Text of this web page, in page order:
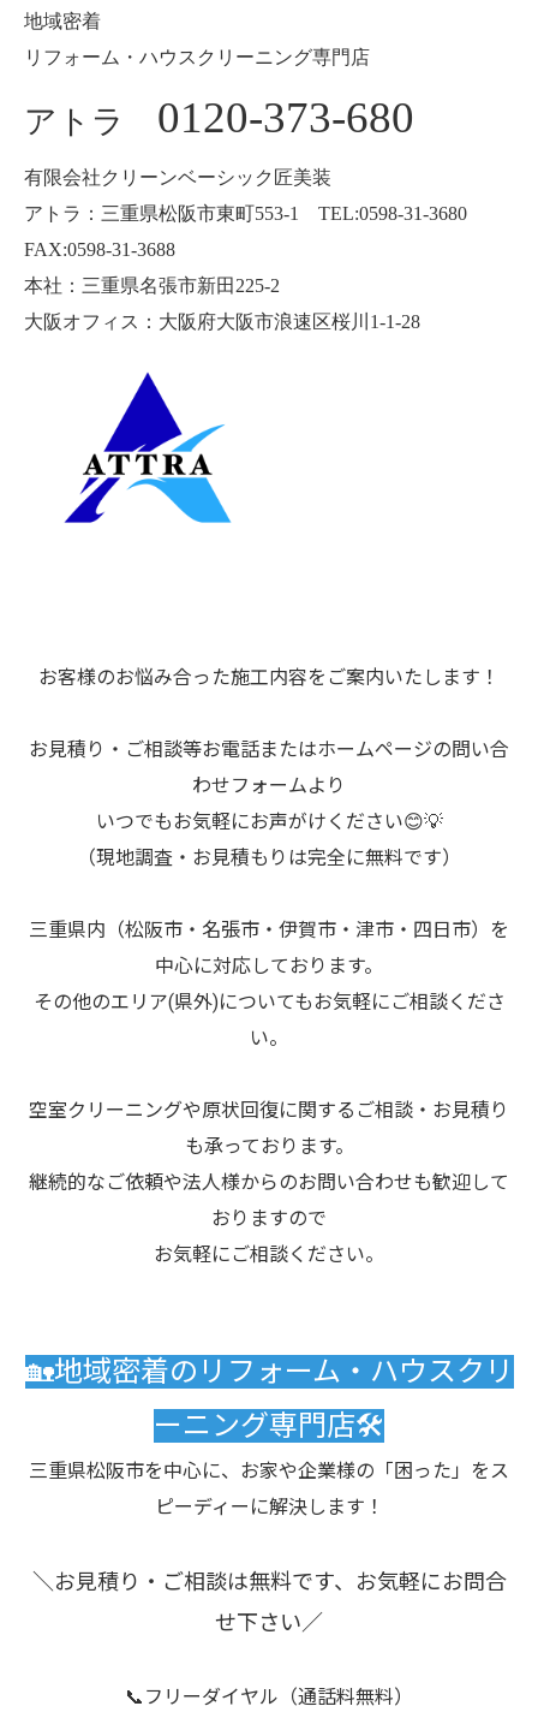
地域密着
リフォーム・ハウスクリーニング専門店
アトラ 0120-373-680
有限会社クリーンベーシック匠美装
アトラ：三重県松阪市東町553-1 TEL:0598-31-3680
FAX:0598-31-3688
本社：三重県名張市新田225-2
大阪オフィス：大阪府大阪市浪速区桜川1-1-28
お客様のお悩み合った施工内容をご案内いたします！
お見積り・ご相談等お電話またはホームページの問い合
わせフォームより
いつでもお気軽にお声がけください😊💡
（現地調査・お見積もりは完全に無料です）
三重県内（松阪市・名張市・伊賀市・津市・四日市）を
中心に対応しております。
その他のエリア(県外)についてもお気軽にご相談くださ
い。
空室クリーニングや原状回復に関するご相談・お見積り
も承っております。
継続的なご依頼や法人様からのお問い合わせも歓迎して
おりますので
お気軽にご相談ください。
🏡地域密着のリフォーム・ハウスクリ
ーニング専門店🛠️
三重県松阪市を中心に、お家や企業様の「困った」をス
ピーディーに解決します！
＼お見積り・ご相談は無料です、お気軽にお問合
せ下さい／
📞フリーダイヤル（通話料無料）